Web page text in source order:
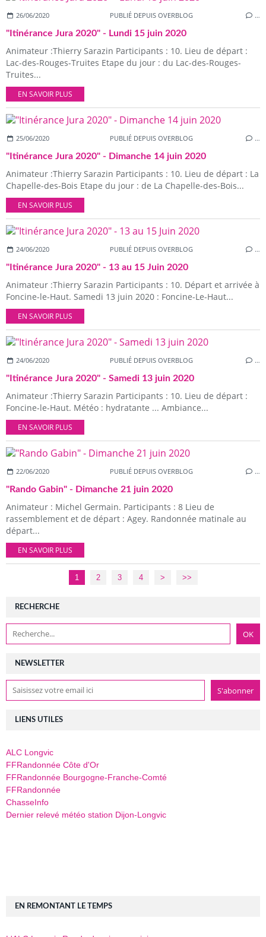
26/06/2020 PUBLIÉ DEPUIS OVERBLOG …
"Itinérance Jura 2020" - Lundi 15 juin 2020
Animateur :Thierry Sarazin Participants : 10. Lieu de départ :
Lac-des-Rouges-Truites Etape du jour : du Lac-des-Rouges-
Truites...
EN SAVOIR PLUS
25/06/2020 PUBLIÉ DEPUIS OVERBLOG …
"Itinérance Jura 2020" - Dimanche 14 juin 2020
Animateur :Thierry Sarazin Participants : 10. Lieu de départ : La
Chapelle-des-Bois Etape du jour : de La Chapelle-des-Bois...
EN SAVOIR PLUS
24/06/2020 PUBLIÉ DEPUIS OVERBLOG …
"Itinérance Jura 2020" - 13 au 15 Juin 2020
Animateur :Thierry Sarazin Participants : 10. Départ et arrivée à
Foncine-le-Haut. Samedi 13 juin 2020 : Foncine-Le-Haut...
EN SAVOIR PLUS
24/06/2020 PUBLIÉ DEPUIS OVERBLOG …
"Itinérance Jura 2020" - Samedi 13 juin 2020
Animateur :Thierry Sarazin Participants : 10. Lieu de départ :
Foncine-le-Haut. Météo : hydratante ... Ambiance...
EN SAVOIR PLUS
22/06/2020 PUBLIÉ DEPUIS OVERBLOG …
"Rando Gabin" - Dimanche 21 juin 2020
Animateur : Michel Germain. Participants : 8 Lieu de
rassemblement et de départ : Agey. Randonnée matinale au
départ...
EN SAVOIR PLUS
1 2 3 4 > >>
NEWSLETTER
RECHERCHE
LIENS UTILES
ALC Longvic
FFRandonnée Côte d'Or
FFRandonnée Bourgogne-Franche-Comté
FFRandonnée
ChasseInfo
Dernier relevé météo station Dijon-Longvic
EN REMONTANT LE TEMPS